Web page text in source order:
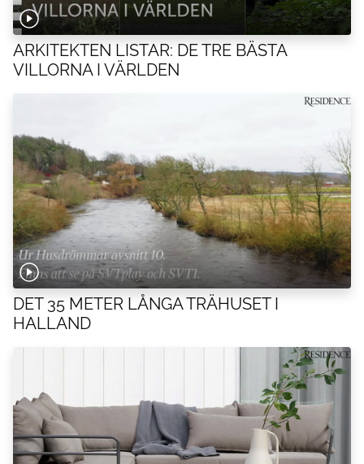
ARKITEKTEN LISTAR: DE TRE BÄSTA
VILLORNA I VÄRLDEN
DET 35 METER LÅNGA TRÄHUSET I
HALLAND